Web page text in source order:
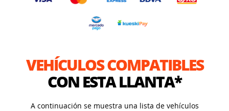
VEHÍCULOS COMPATIBLES
CON ESTA LLANTA*
A continuación se muestra una lista de vehículos